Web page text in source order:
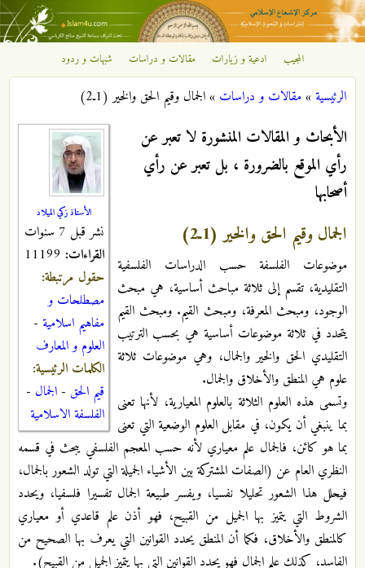
تجاوز إلى المحتوى الرئيسي
مركز
الإشعاع
الإسلامي
المجيب ادعية و زيارات مقالات و دراسات شبهات و ردود
أنت هنا
الرئيسية»مقالات و دراسات »الجمال وقيم الحق والخير (1ـ2)
الأستاذ زكي الميلاد
نشر قبل 7 سنوات
القراءات:
حقول مرتبطة:
مصطلحات و
مفاهيم اسلامية -
العلوم و المعارف
الكلمات الرئيسية:
قيم الحق - الجمال -
الفلسفة الاسلامية
الأبحاث و المقالات المنشورة لا تعبر عن
رأي الموقع بالضرورة ، بل تعبر عن رأي
أصحابها
الجمال وقيم الحق والخير (1ـ2)
موضوعات الفلسفة حسب الدراسات الفلسفية
التقليدية، تقسم إلى ثلاثة مباحث أساسية، هي مبحث
الوجود، ومبحث المعرفة، ومبحث القيم. ومبحث القيم
يتحدد في ثلاثة موضوعات أساسية هي بحسب الترتيب
التقليدي الحق والخير والجمال، وهي موضوعات ثلاثة
علوم هي المنطق والأخلاق والجمال.
وتسمى هذه العلوم الثلاثة بالعلوم المعيارية، لأنها تعنى
بما ينبغي أن يكون، في مقابل العلوم الوضعية التي تعنى
بما هو كائن، فالجمال علم معياري لأنه حسب المعجم الفلسفي يبحث في قسمه
النظري العام عن (الصفات المشتركة بين الأشياء الجميلة التي تولد الشعور بالجمال،
فيحلل هذا الشعور تحليلا نفسيا، ويفسر طبيعة الجمال تفسيرا فلسفيا، ويحدد
الشروط التي يتميز بها الجميل من القبيح، فهو أذن علم قاعدي أو معياري
كالمنطق والأخلاق، فكما أن المنطق يحدد القوانين التي يعرف بها الصحيح من
الفاسد، كذلك علم الجمال فهو يحدد القوانين التي بها يتميز الجميل من القبيح).